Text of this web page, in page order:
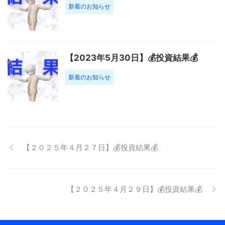
新着のお知らせ
【2023年5月30日】💰投資結果💰
新着のお知らせ
【２０２５年４月２７日】💰投資結果💰
【２０２５年４月２９日】💰投資結果💰